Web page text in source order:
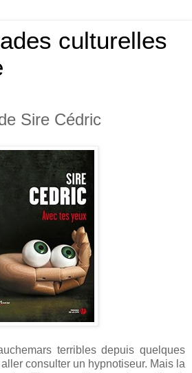
culturelles
Sire Cédric
terribles depuis quelques
consulter un hypnotiseur. Mais la